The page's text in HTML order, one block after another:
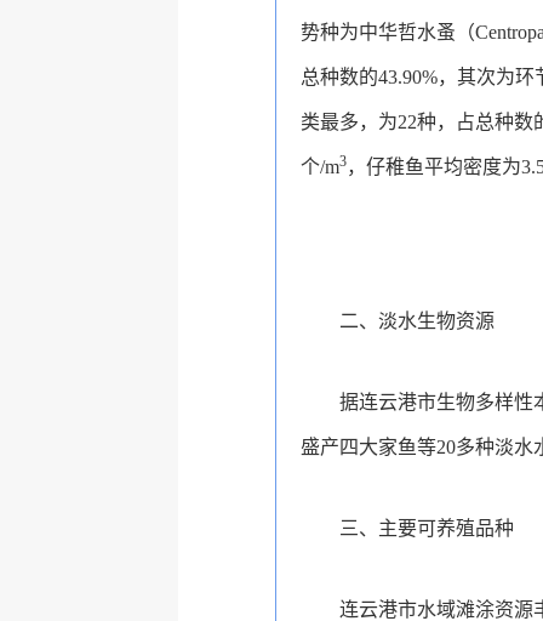
势种为中华哲水蚤（
总种数的43.90%，其次为
类最多，为22种，占总种数
个/m3，仔稚鱼平均密度为
二、淡水生物资源
据连云港市生物多样性
盛产四大家鱼等20多种淡
三、主要可养殖品种
连云港市水域滩涂资源